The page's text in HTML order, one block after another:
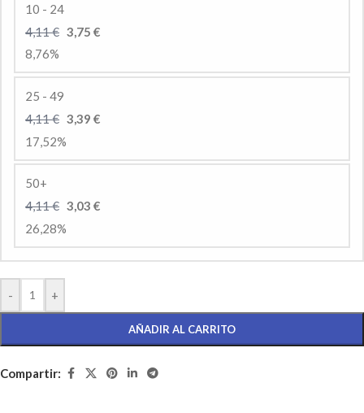
10 - 24
4,11 € 3,75 €
8,76%
25 - 49
4,11 € 3,39 €
17,52%
50+
4,11 € 3,03 €
26,28%
- +
AÑADIR AL CARRITO
Compartir: